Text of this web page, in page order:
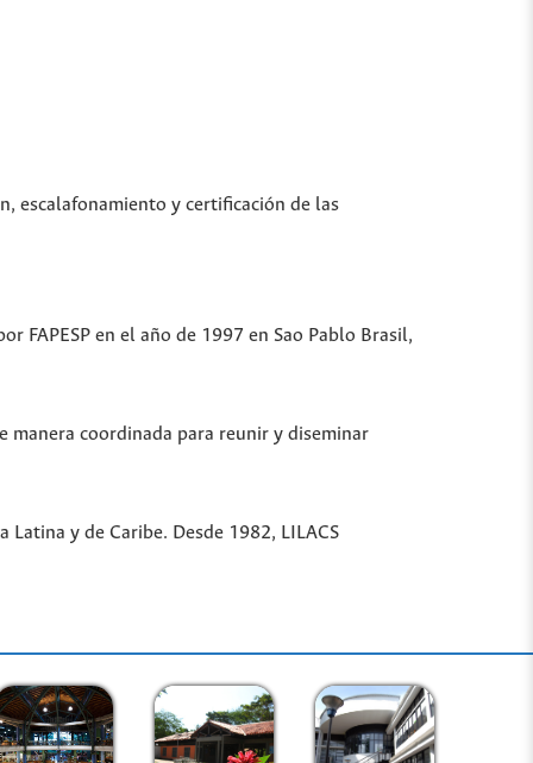
escalafonamiento y certificación de las
FAPESP en el año de 1997 en Sao Pablo Brasil,
manera coordinada para reunir y diseminar
y de Caribe. Desde 1982, LILACS